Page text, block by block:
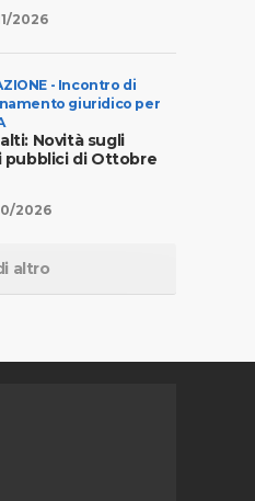
2026
- Incontro di
giuridico per
Novità sugli
pubblici di Ottobre
2026
altro